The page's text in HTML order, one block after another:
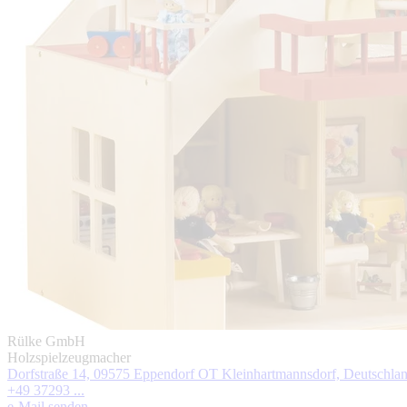
Rülke GmbH
Holzspielzeugmacher
Dorfstraße 14, 09575 Eppendorf OT Kleinhartmannsdorf,
+49 37293 ...